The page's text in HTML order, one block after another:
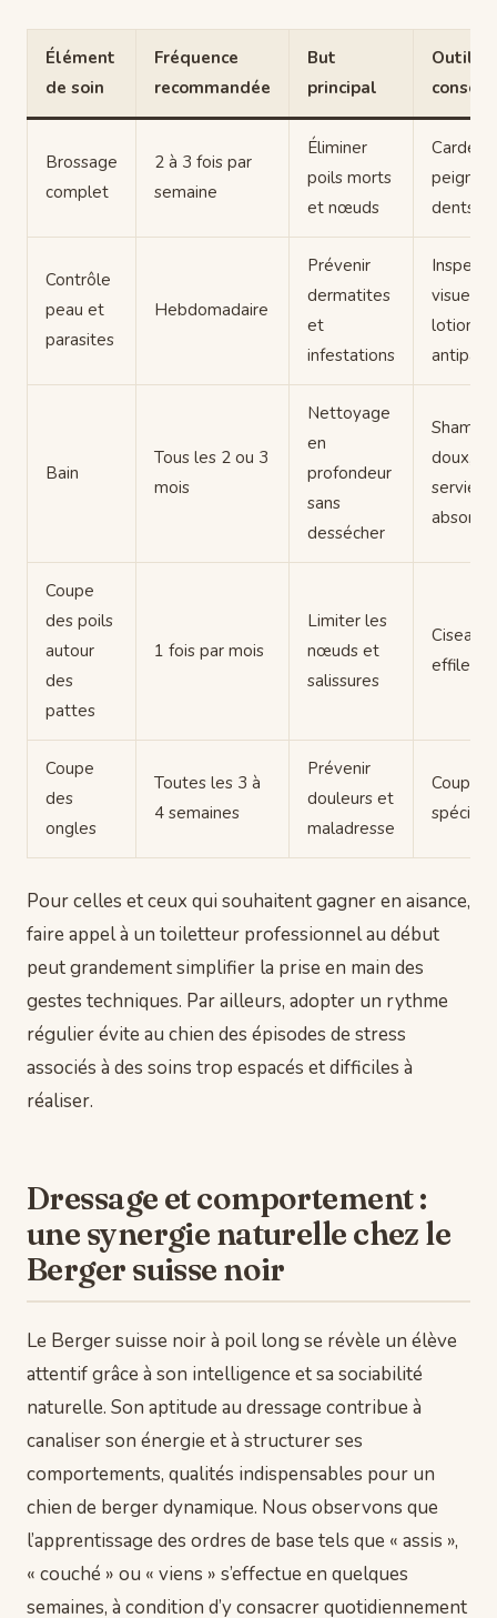
Élément
de soin
Fréquence
recommandée
But
principal
Outils
Brossage
complet
2 à 3 fois par
semaine
Éliminer
poils morts
et nœuds
Carde
peigne à
dents
Contrôle
peau et
parasites
Hebdomadaire
Prévenir
dermatites
et
infestations
visuelle,
lotion
Bain
Tous les 2 ou 3
mois
Nettoyage
en
profondeur
sans
dessécher
doux,
Coupe
des poils
autour
des
pattes
1 fois par mois
Limiter les
nœuds et
salissures
Ciseaux
effileurs
Coupe
des
ongles
Toutes les 3 à
4 semaines
Prévenir
douleurs et
maladresse
Coupe-
Pour celles et ceux qui souhaitent gagner en aisance,
faire appel à un toiletteur professionnel au début
peut grandement simplifier la prise en main des
gestes techniques. Par ailleurs, adopter un rythme
régulier évite au chien des épisodes de stress
associés à des soins trop espacés et difficiles à
réaliser.
Dressage et comportement :
une synergie naturelle chez le
Berger suisse noir
Le Berger suisse noir à poil long se révèle un élève
attentif grâce à son intelligence et sa sociabilité
naturelle. Son aptitude au dressage contribue à
canaliser son énergie et à structurer ses
comportements, qualités indispensables pour un
chien de berger dynamique. Nous observons que
l’apprentissage des ordres de base tels que « assis »,
« couché » ou « viens » s’effectue en quelques
semaines, à condition d’y consacrer quotidiennement